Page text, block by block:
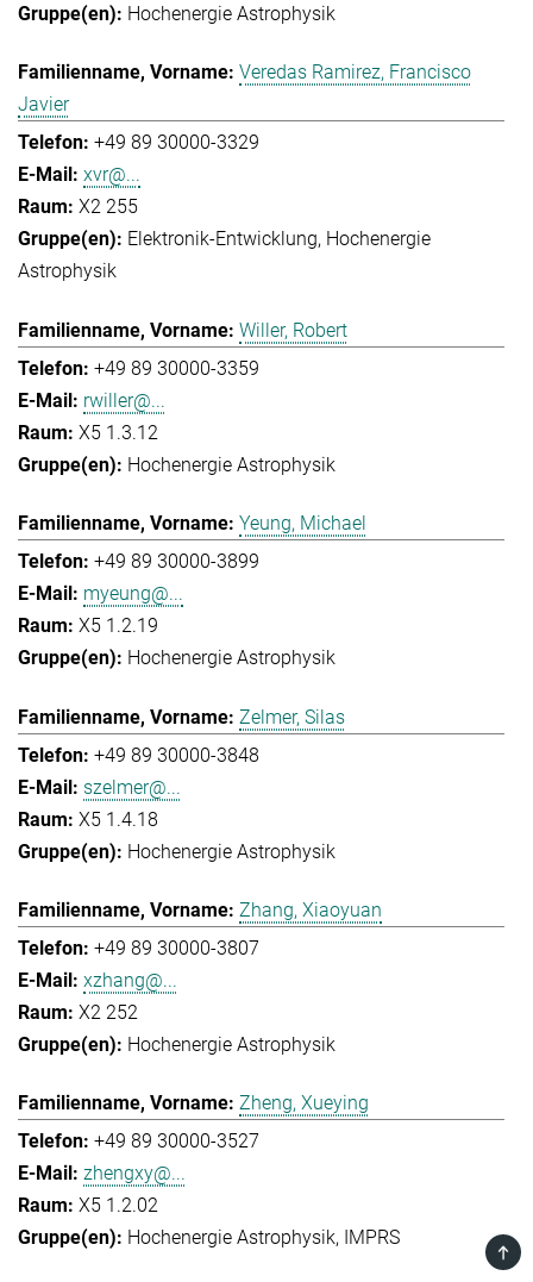
Hochenergie Astrophysik
Veredas Ramirez, Francisco
Javier
+49 89 30000-3329
xvr@...
X2 255
Elektronik-Entwicklung Hochenergie
Astrophysik
Willer, Robert
+49 89 30000-3359
rwiller@...
X5 1.3.12
Hochenergie Astrophysik
Yeung, Michael
+49 89 30000-3899
myeung@...
X5 1.2.19
Hochenergie Astrophysik
Zelmer, Silas
+49 89 30000-3848
szelmer@...
X5 1.4.18
Hochenergie Astrophysik
Zhang, Xiaoyuan
+49 89 30000-3807
xzhang@...
X2 252
Hochenergie Astrophysik
Zheng, Xueying
+49 89 30000-3527
zhengxy@...
X5 1.2.02
Hochenergie Astrophysik
IMPRS
TOP